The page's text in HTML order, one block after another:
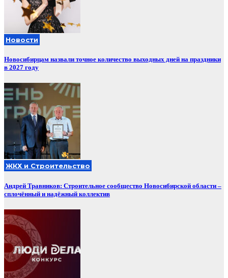
Новости
Новосибирцам назвали точное количество выходных дней на праздники
в 2027 году
ЖКХ и Строительство
Андрей Травников: Строительное сообщество Новосибирской области –
сплочённый и надёжный коллектив